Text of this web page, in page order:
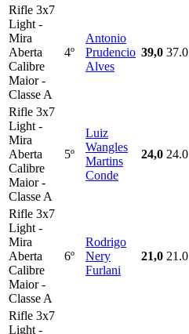
Rifle 3x7
Light -
Mira
Aberta
Calibre
Maior -
Classe A
4º
Antonio
Prudencio
Alves
39,0 37.0
Rifle 3x7
Light -
Mira
Aberta
Calibre
Maior -
Classe A
5º
Luiz
Wangles
Martins
Conde
24,0 24.0
Rifle 3x7
Light -
Mira
Aberta
Calibre
Maior -
Classe A
6º
Rodrigo
Nery
Furlani
21,0 21.0
Rifle 3x7
Light -